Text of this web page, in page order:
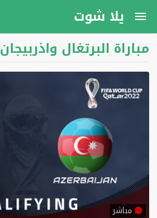
يلا شوت
مباراة البرتغال واذربيجان
مباشر